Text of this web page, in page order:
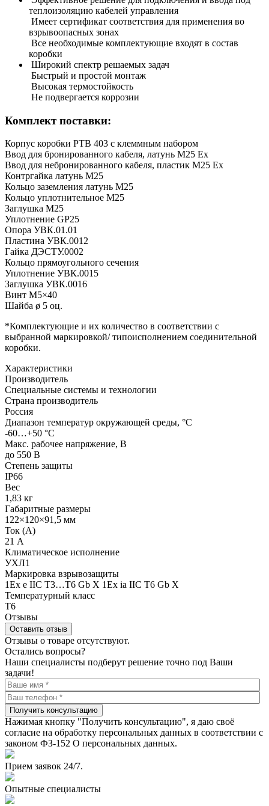
теплоизоляцию кабелей управления
Имеет сертификат соответствия для применения во
взрывоопасных зонах
Все необходимые комплектующие входят в состав
коробки
Широкий спектр решаемых задач
Быстрый и простой монтаж
Высокая термостойкость
Не подвергается коррозии
Комплект поставки:
Корпус коробки РТВ 403 с клеммным набором
Ввод для бронированного кабеля, латунь М25 Ех
Ввод для небронированного кабеля, пластик М25 Ех
Контргайка латунь М25
Кольцо заземления латунь М25
Кольцо уплотнительное М25
Заглушка М25
Уплотнение GP25
Опора УВК.01.01
Пластина УВК.0012
Гайка ДЭСТУ.0002
Кольцо прямоугольного сечения
Уплотнение УВК.0015
Заглушка УВК.0016
Винт М5×40
Шайба ø 5 оц.
*Комплектующие и их количество в соответствии с
выбранной маркировкой/ типоисполнением соединительной
коробки.
Характеристики
Производитель
Специальные системы и технологии
Страна производитель
Россия
Диапазон температур окружающей среды, °С
-60…+50 °С
Макс. рабочее напряжение, В
до 550 В
Степень защиты
IP66
Вес
1,83 кг
Габаритные размеры
122×120×91,5 мм
Ток (А)
21 А
Климатическое исполнение
УХЛ1
Маркировка взрывозащиты
1Ex e IIC T3…T6 Gb X 1Ex ia IIC T6 Gb X
Температурный класс
Т6
Отзывы
Оставить отзыв
Отзывы о товаре отсутствуют.
Остались вопросы?
Наши специалисты подберут решение точно под Ваши
задачи!
Получить консультацию
Нажимая кнопку "Получить консультацию", я даю своё
согласие на обработку персональных данных в соответствии с
законом ФЗ-152 О персональных данных.
Прием заявок 24/7.
Опытные специалисты